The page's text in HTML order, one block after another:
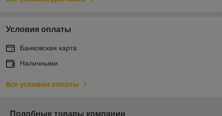
Условия оплаты
Банковская карта
Наличными
Все условия оплаты
Подобные товары компании